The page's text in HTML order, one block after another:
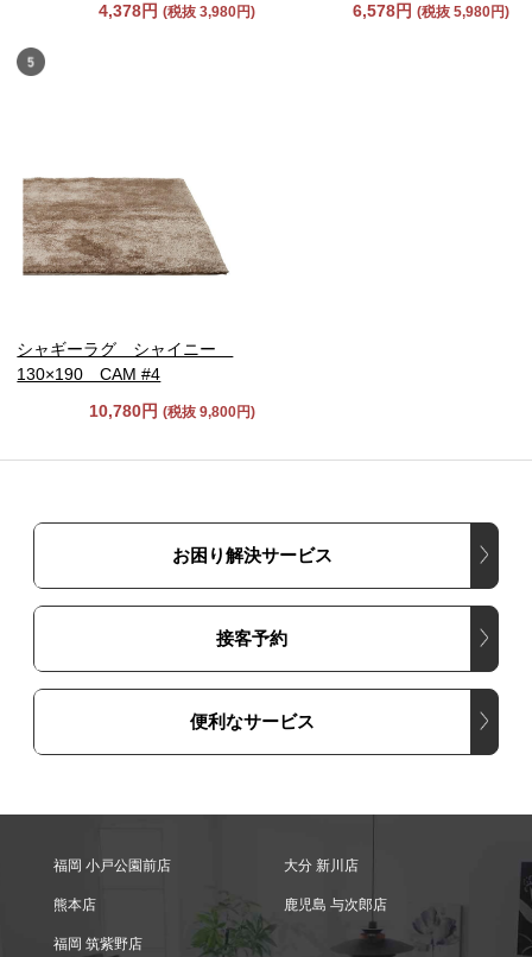
4,378円 (税抜 3,980円)
6,578円(税抜 5,980円)
シャギーラグ シャイニー
130×190 CAM #4
10,780円 (税抜 9,800円)
お困り解決サービス
接客予約
便利なサービス
福岡 小戸公園前店 大分 新川店
熊本店 鹿児島 与次郎店
福岡 筑紫野店